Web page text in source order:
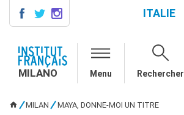
AGENDA
CONTACTS
ITALIE
MILANO Menu Rechercher
MILAN MAYA, DONNE-MOI UN TITRE